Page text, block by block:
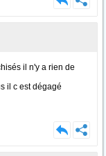
il n'y a rien de
il c est dégagé